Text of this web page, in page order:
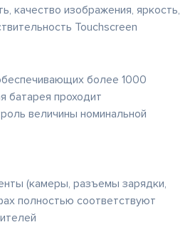
качество изображения, яркость,
Touchscreen
более 1000
батарея проходит
величины номинальной
(камеры, разъемы зарядки,
полностью соответствуют